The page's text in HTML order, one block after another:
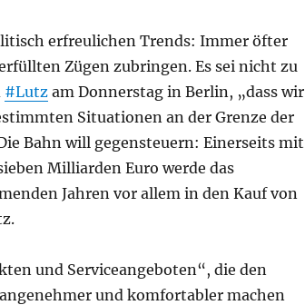
erfreulichen Trends: Immer öfter
Zügen zubringen. Es sei nicht zu
#Lutzam Donnerstag in Berlin, „dass wir
Situationen an der Grenze der
Bahn will gegensteuern: Einerseits mit
Milliarden Euro werde das
Jahren vor allem in den Kauf von
und Serviceangeboten“, die den
und komfortabler machen